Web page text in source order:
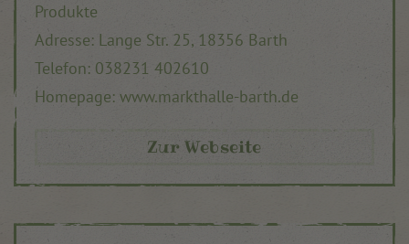
Produkte
Adresse: Lange Str. 25, 18356 Barth
Telefon: 038231 402610
Homepage: www.markthalle-barth.de
Zur Webseite